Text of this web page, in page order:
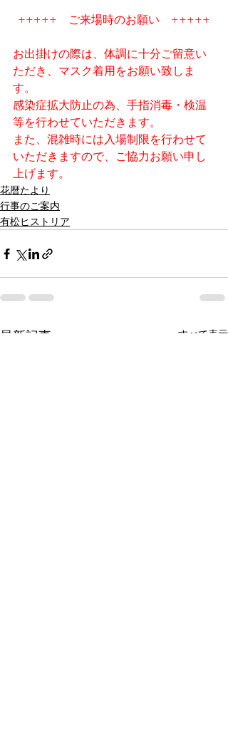
+++++　ご来場時のお願い　+++++
お出掛けの際は、体調に十分ご留意い
ただき、マスク着用をお願い致しま
す。
感染症拡大防止の為、手指消毒・検温
等を行わせていただきます。
また、混雑時には入場制限を行わせて
いただきますので、ご協力お願い申し
上げます。
花暦たより
行事のご案内
有松ヒストリア
最新記事 すべて表示